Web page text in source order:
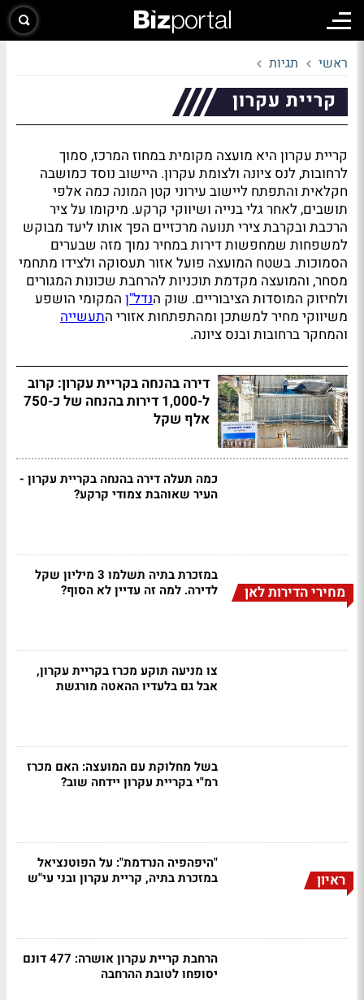
ראשי תגיות
קריית עקרון
קריית עקרון היא מועצה מקומית במחוז המרכז, סמוך
לרחובות, לנס ציונה ולצומת עקרון. היישוב נוסד כמושבה
חקלאית והתפתח ליישוב עירוני קטן המונה כמה אלפי
תושבים, לאחר גלי בנייה ושיווקי קרקע. מיקומו על ציר
הרכבת ובקרבת צירי תנועה מרכזיים הפך אותו ליעד מבוקש
למשפחות שמחפשות דירות במחיר נמוך מזה שבערים
הסמוכות. בשטח המועצה פועל אזור תעסוקה ולצידו מתחמי
מסחר, והמועצה מקדמת תוכניות להרחבת שכונות המגורים
ולחיזוק המוסדות הציבוריים. שוק הנדל"ן המקומי הושפע
משיווקי מחיר למשתכן ומהתפתחות אזורי התעשייה
והמחקר ברחובות ובנס ציונה.
דירה בהנחה בקריית עקרון: קרוב
ל-1,000 דירות בהנחה של כ-750
אלף שקל
כמה תעלה דירה בהנחה בקריית עקרון -
העיר שאוהבת צמודי קרקע?
מחירי הדירות לאן
במזכרת בתיה תשלמו 3 מיליון שקל
לדירה. למה זה עדיין לא הסוף?
צו מניעה תוקע מכרז בקריית עקרון,
אבל גם בלעדיו ההאטה מורגשת
בשל מחלוקת עם המועצה: האם מכרז
רמ"י בקריית עקרון יידחה שוב?
ראיון
"היפהפיה הנרדמת": על הפוטנציאל
במזכרת בתיה, קריית עקרון ובני עי"ש
הרחבת קריית עקרון אושרה: 477 דונם
יסופחו לטובת ההרחבה